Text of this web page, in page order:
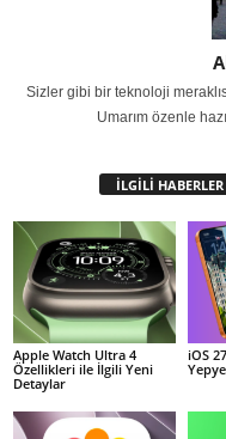
Sizler gibi bir teknoloji
Umarım özenle
İLGİLİ HABERLER
Apple Watch Ultra 4
Özellikleri ile İlgili Yeni
Detaylar
iOS